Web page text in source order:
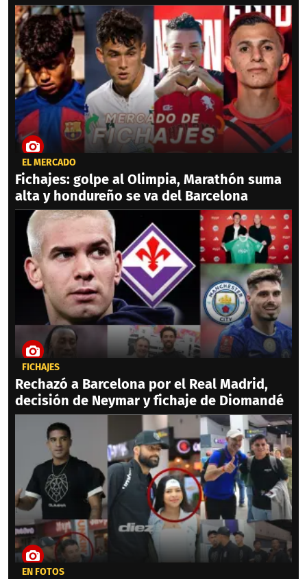
EL MERCADO
Fichajes: golpe al Olimpia, Marathón suma
alta y hondureño se va del Barcelona
FICHAJES
Rechazó a Barcelona por el Real Madrid,
decisión de Neymar y fichaje de Diomandé
EN FOTOS